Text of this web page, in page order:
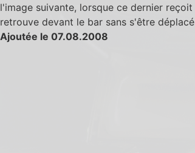
l'image suivante, lorsque ce dernier
retrouve devant le bar sans s'être
Ajoutée le 07.08.2008